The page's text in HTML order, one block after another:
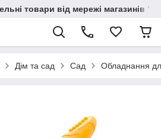
товари від мережі магазинів
Дім та сад Сад Обладнання